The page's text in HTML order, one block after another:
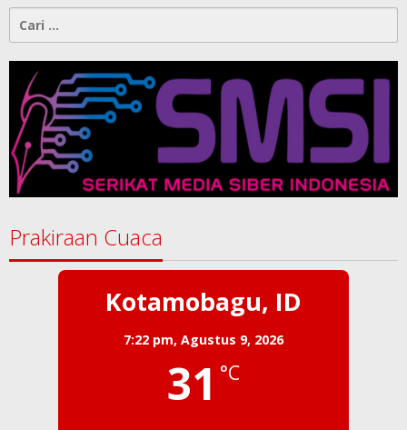
untuk:
Prakiraan Cuaca
Kotamobagu, ID
7:22 pm, Agustus 9, 2026
31 °C